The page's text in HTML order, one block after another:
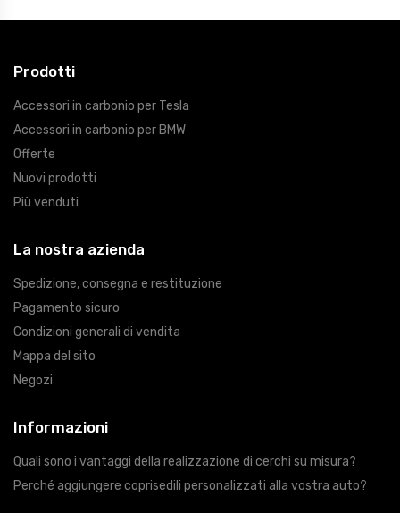
Prodotti
Accessori in carbonio per Tesla
Accessori in carbonio per BMW
Offerte
Nuovi prodotti
Più venduti
La nostra azienda
Spedizione, consegna e restituzione
Pagamento sicuro
Condizioni generali di vendita
Mappa del sito
Negozi
Informazioni
Quali sono i vantaggi della realizzazione di cerchi su misura?
Perché aggiungere coprisedili personalizzati alla vostra auto?